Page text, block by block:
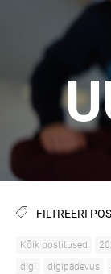
FILTREERI
Kõik postitused
digi
digipädevus